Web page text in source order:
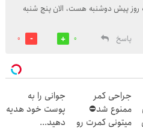
روز پیش دوشنبه هست، الان پنج شنبه
پاسخ
0
0
جراحی کمر
ممنوع شد⛔
میتونی کمرت رو
جوانی را به
پوست خود هدیه
دهید...